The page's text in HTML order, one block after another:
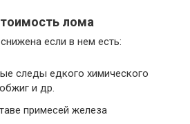
лома
если в нем есть:
следы едкого химического
и др.
примесей железа